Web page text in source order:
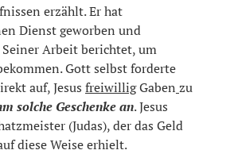
erzählt. Er hat
Dienst geworben und
Arbeit berichtet, um
Gott selbst forderte
auf, Jesus freiwilligGaben zu
solche Geschenke an. Jesus
(Judas), der das Geld
diese Weise erhielt.